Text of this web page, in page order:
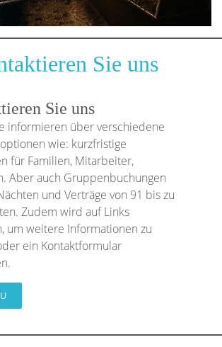
Sie uns
Sie uns
informieren über verschiedene
wie: kurzfristige
für Familien, Mitarbeiter,
Aber auch Gruppenbuchungen
und Verträge von 91 bis zu
Zudem wird auf Links
um weitere Informationen zu
ein Kontaktformular